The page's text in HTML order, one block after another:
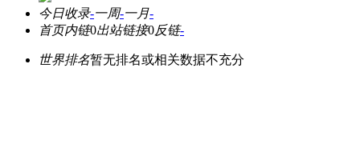
今日收录-一周-一月-
首页内链0出站链接0反链-
世界排名暂无排名或相关数据不充分